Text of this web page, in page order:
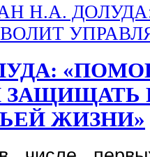
Н.А.
ЖИЗНИ»